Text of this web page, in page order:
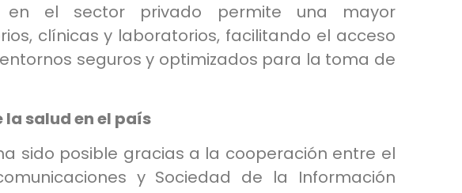
en el sector privado permite una mayor
clínicas y laboratorios, facilitando el acceso
seguros y optimizados para la toma de
salud en el país
sido posible gracias a la cooperación entre el
y Sociedad de la Información